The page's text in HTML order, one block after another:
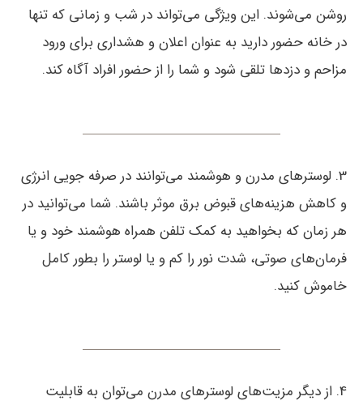
روشن می‌شوند. این ویژگی می‌تواند در شب و زمانی که تنها
در خانه حضور دارید به عنوان اعلان و هشداری برای ورود
مزاحم و دزدها تلقی شود و شما را از حضور افراد آگاه کند.
3. لوسترهای مدرن و هوشمند می‌توانند در صرفه جویی انرژی
و کاهش هزینه‌های قبوض برق موثر باشند. شما می‌توانید در
هر زمان که بخواهید به کمک تلفن همراه هوشمند خود و یا
فرمان‌های صوتی، شدت نور را کم و یا لوستر را بطور کامل
خاموش کنید.
4. از دیگر مزیت‌های لوسترهای مدرن می‌توان به قابلیت